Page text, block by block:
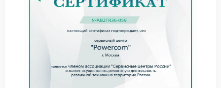
При появлении таких признаков ремонт Powercom
позволяет предотвратить повреждение платы и
других компонентов.
Причины повреждения
проводов
Основные факторы связаны с механическим